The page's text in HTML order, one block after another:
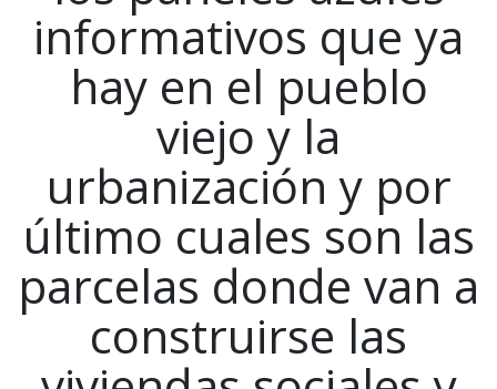
informativos que ya
hay en el pueblo
viejo y la
urbanización y por
último cuales son las
parcelas donde van a
construirse las